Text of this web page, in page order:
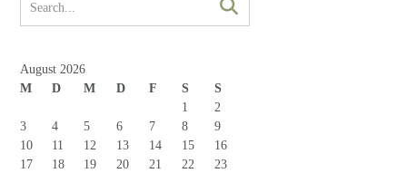
August 2026
M
D M D F S
S
1
2
3
4 5 6 7 8
9
10
11 12 13 14 15
16
17
18 19 20 21 22
23